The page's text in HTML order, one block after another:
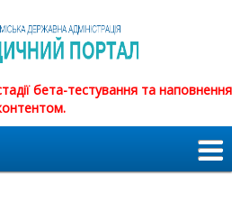
бета-тестування та наповнення